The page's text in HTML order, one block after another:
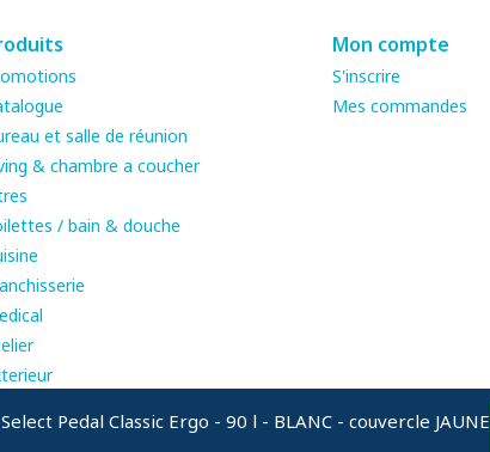
Pedal Classic Ergo - 90 l - BLANC - couvercle JAUNE
et salle de réunion
& chambre a coucher
/ bain & douche
Mon compte
S'inscrire
Mes commandes